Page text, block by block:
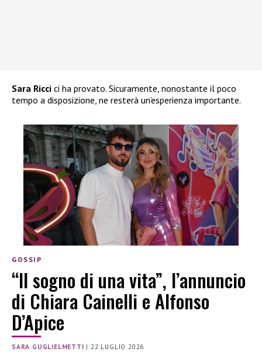
Sara Ricci ci ha provato. Sicuramente, nonostante il poco
tempo a disposizione, ne resterà un’esperienza importante.
GOSSIP
“Il sogno di una vita”, l’annuncio
di Chiara Cainelli e Alfonso
D’Apice
SARA GUGLIELMETTI | 22 LUGLIO 2026